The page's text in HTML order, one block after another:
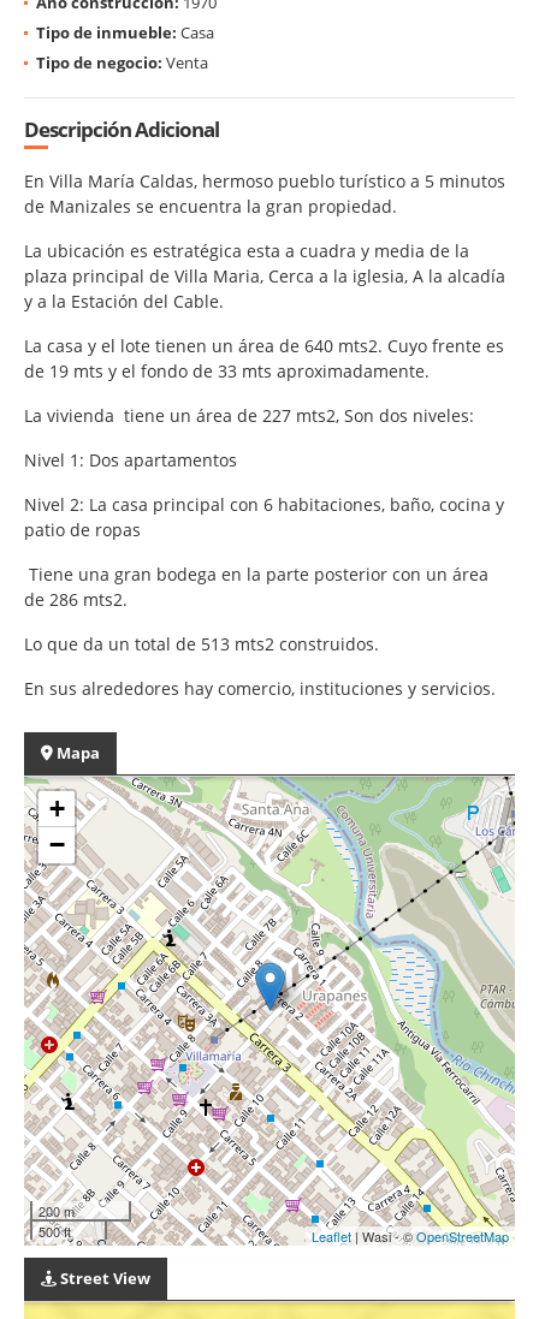
Tipo de inmueble: Casa
Tipo de negocio: Venta
Descripción Adicional
En Villa María Caldas, hermoso pueblo turístico a 5 minutos
de Manizales se encuentra la gran propiedad.
La ubicación es estratégica esta a cuadra y media de la
plaza principal de Villa Maria, Cerca a la iglesia, A la alcadía
y a la Estación del Cable.
La casa y el lote tienen un área de 640 mts2. Cuyo frente es
de 19 mts y el fondo de 33 mts aproximadamente.
La vivienda tiene un área de 227 mts2, Son dos niveles:
Nivel 1: Dos apartamentos
Nivel 2: La casa principal con 6 habitaciones, baño, cocina y
patio de ropas
Tiene una gran bodega en la parte posterior con un área
de 286 mts2.
Lo que da un total de 513 mts2 construidos.
En sus alrededores hay comercio, instituciones y servicios.
Mapa
+
−
200 m
500 ft
Leaflet | Wasi - ©OpenStreetMap
Street View